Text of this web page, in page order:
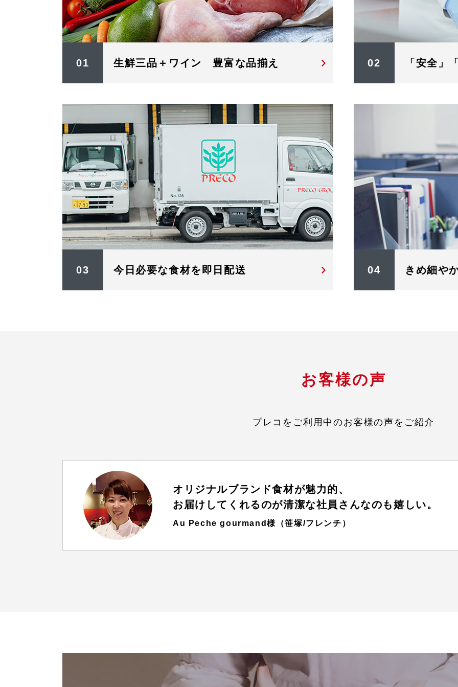
01 生鮮三品＋ワイン 豊富な品揃え 02 「安全」
03 今日必要な食材を即日配送 04 きめ細や
お客様の声
プレコをご利用中のお客様の声をご紹介
オリジナルブランド食材が魅力的、
お届けしてくれるのが清潔な社員さんなのも嬉しい。
Au Peche gourmand様（笹塚/フレンチ）